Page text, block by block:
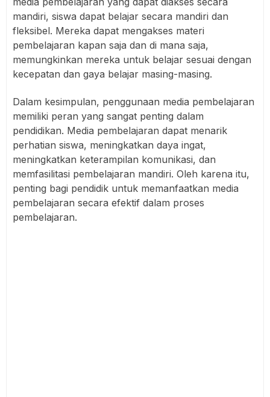
mandiri, siswa dapat belajar secara mandiri dan
fleksibel. Mereka dapat mengakses materi
pembelajaran kapan saja dan di mana saja,
memungkinkan mereka untuk belajar sesuai dengan
kecepatan dan gaya belajar masing-masing.
Dalam kesimpulan, penggunaan media pembelajaran
memiliki peran yang sangat penting dalam
pendidikan. Media pembelajaran dapat menarik
perhatian siswa, meningkatkan daya ingat,
meningkatkan keterampilan komunikasi, dan
memfasilitasi pembelajaran mandiri. Oleh karena itu,
penting bagi pendidik untuk memanfaatkan media
pembelajaran secara efektif dalam proses
pembelajaran.